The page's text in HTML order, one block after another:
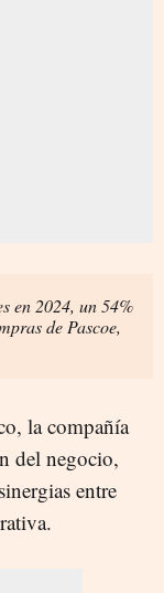
en 2024, un 54%
de Pascoe,
la compañía
del negocio,
entre